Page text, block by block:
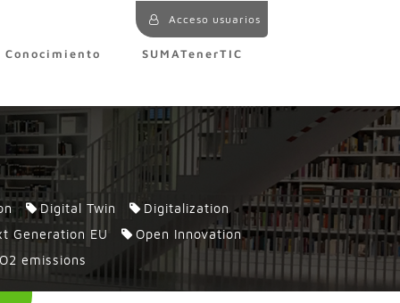
Acceso usuarios
Conocimiento SUMATenerTIC
Digital Twin
Digitalization
Generation EU
Open Innovation
emissions